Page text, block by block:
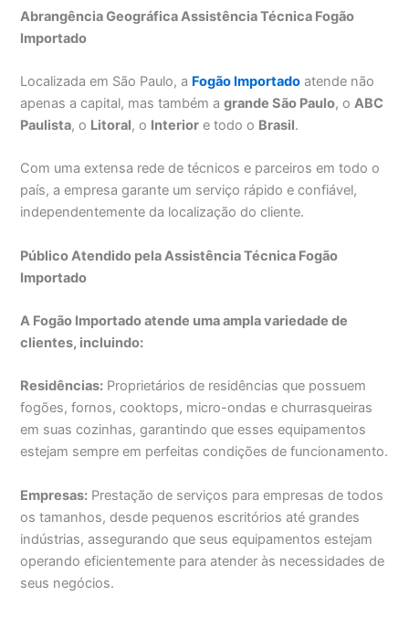
Abrangência Geográfica Assistência Técnica Fogão
Importado
Localizada em São Paulo, a Fogão Importado atende não
apenas a capital, mas também agrande São Paulo, oABC
Paulista, o Litoral, o Interior e todo o Brasil.
Com uma extensa rede de técnicos e parceiros em todo o
país, a empresa garante um serviço rápido e confiável,
independentemente da localização do cliente.
Público Atendido pela Assistência Técnica Fogão
Importado
A Fogão Importado atende uma ampla variedade de
clientes, incluindo:
Residências: Proprietários de residências que possuem
fogões, fornos, cooktops, micro-ondas e churrasqueiras
em suas cozinhas, garantindo que esses equipamentos
estejam sempre em perfeitas condições de funcionamento.
Empresas: Prestação de serviços para empresas de todos
os tamanhos, desde pequenos escritórios até grandes
indústrias, assegurando que seus equipamentos estejam
operando eficientemente para atender às necessidades de
seus negócios.